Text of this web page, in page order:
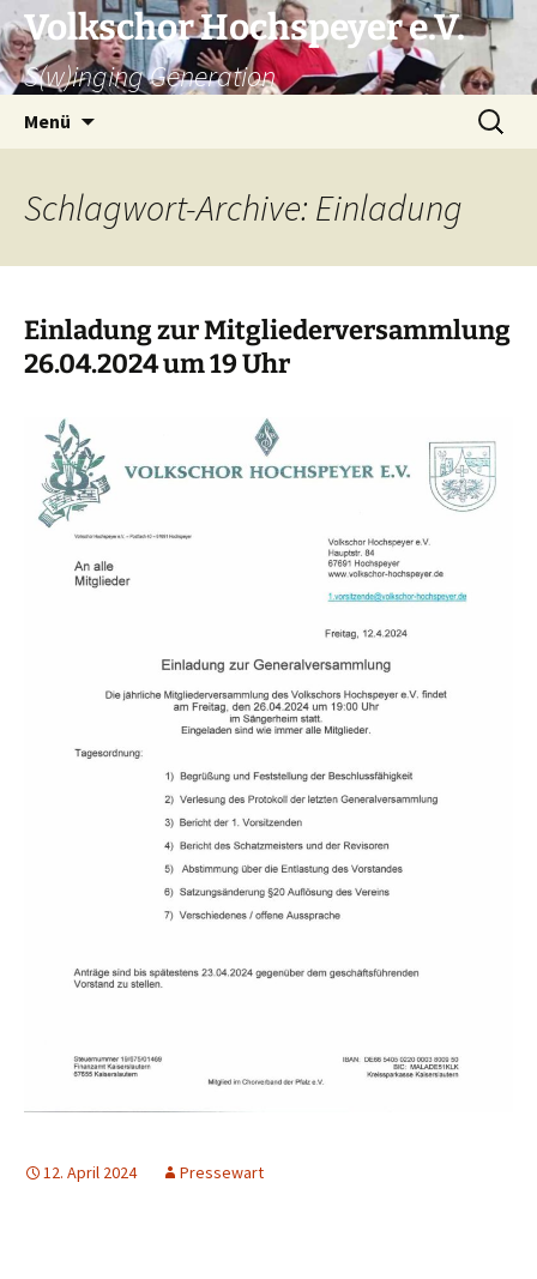
Zum
Inhalt
springen
Volkschor Hochspeyer e.V.
S(w)inging Generation
Menü
Suche
nach:
Schlagwort-Archive: Einladung
Einladung zur Mitgliederversammlung
26.04.2024 um 19 Uhr
12. April 2024 Pressewart